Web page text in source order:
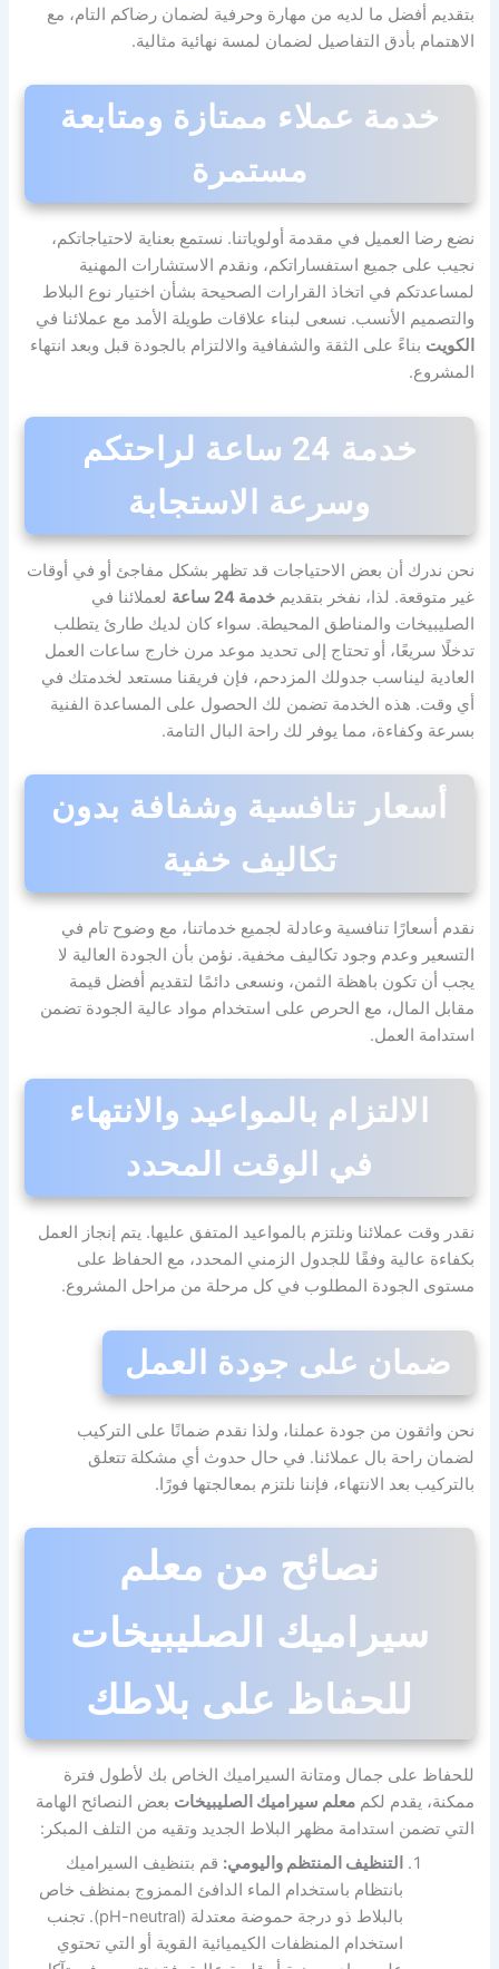
بتقديم أفضل ما لديه من مهارة وحرفية لضمان رضاكم التام، مع
الاهتمام بأدق التفاصيل لضمان لمسة نهائية مثالية.
خدمة عملاء ممتازة ومتابعة
مستمرة
نضع رضا العميل في مقدمة أولوياتنا. نستمع بعناية لاحتياجاتكم،
نجيب على جميع استفساراتكم، ونقدم الاستشارات المهنية
لمساعدتكم في اتخاذ القرارات الصحيحة بشأن اختيار نوع البلاط
والتصميم الأنسب. نسعى لبناء علاقات طويلة الأمد مع عملائنا في
الكويت بناءً على الثقة والشفافية والالتزام بالجودة قبل وبعد انتهاء
المشروع.
خدمة 24 ساعة لراحتكم
وسرعة الاستجابة
نحن ندرك أن بعض الاحتياجات قد تظهر بشكل مفاجئ أو في أوقات
غير متوقعة. لذا، نفخر بتقديمخدمة 24 ساعة
لعملائنا في
الصليبيخات والمناطق المحيطة. سواء كان لديك طارئ يتطلب
تدخلًا سريعًا، أو تحتاج إلى تحديد موعد مرن خارج ساعات العمل
العادية ليناسب جدولك المزدحم، فإن فريقنا مستعد لخدمتك في
أي وقت. هذه الخدمة تضمن لك الحصول على المساعدة الفنية
بسرعة وكفاءة، مما يوفر لك راحة البال التامة.
أسعار تنافسية وشفافة بدون
تكاليف خفية
نقدم أسعارًا تنافسية وعادلة لجميع خدماتنا، مع وضوح تام في
التسعير وعدم وجود تكاليف مخفية. نؤمن بأن الجودة العالية لا
يجب أن تكون باهظة الثمن، ونسعى دائمًا لتقديم أفضل قيمة
مقابل المال، مع الحرص على استخدام مواد عالية الجودة تضمن
استدامة العمل.
الالتزام بالمواعيد والانتهاء
في الوقت المحدد
نقدر وقت عملائنا ونلتزم بالمواعيد المتفق عليها. يتم إنجاز العمل
بكفاءة عالية وفقًا للجدول الزمني المحدد، مع الحفاظ على
مستوى الجودة المطلوب في كل مرحلة من مراحل المشروع.
ضمان على جودة العمل
نحن واثقون من جودة عملنا، ولذا نقدم ضمانًا على التركيب
لضمان راحة بال عملائنا. في حال حدوث أي مشكلة تتعلق
بالتركيب بعد الانتهاء، فإننا نلتزم بمعالجتها فورًا.
نصائح من معلم
سيراميك الصليبيخات
للحفاظ على بلاطك
للحفاظ على جمال ومتانة السيراميك الخاص بك لأطول فترة
ممكنة، يقدم لكممعلم سيراميك الصليبيخات بعض النصائح الهامة
التي تضمن استدامة مظهر البلاط الجديد وتقيه من التلف المبكر:
التنظيف المنتظم واليومي: قم بتنظيف السيراميك
بانتظام باستخدام الماء الدافئ الممزوج بمنظف خاص
بالبلاط ذو درجة حموضة معتدلة (pH-neutral). تجنب
استخدام المنظفات الكيميائية القوية أو التي تحتوي